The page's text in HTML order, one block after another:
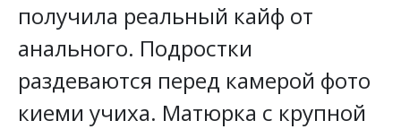
получила реальный кайф от
анального. Подростки
раздеваются перед камерой фото
киеми учиха. Матюрка с крупной